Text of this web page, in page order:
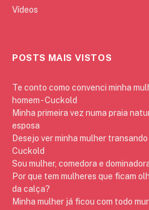
Vídeos
POSTS MAIS VISTOS
Te conto como convenci minha
homem - Cuckold
Minha primeira vez numa praia
esposa
Desejo ver minha mulher
Cuckold
Sou mulher, comedora e
Por que tem mulheres que ficam
da calça?
Minha mulher já ficou com todo